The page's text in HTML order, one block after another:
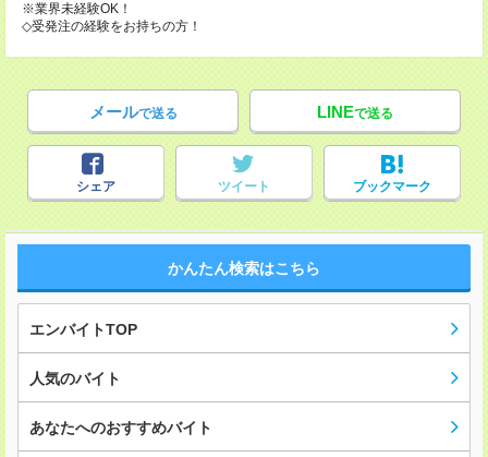
※業界未経験OK！
◇受発注の経験をお持ちの方！
メールで送る LINEで送る
シェア ツイート ブックマーク
かんたん検索はこちら
エンバイトTOP
人気のバイト
あなたへのおすすめバイト